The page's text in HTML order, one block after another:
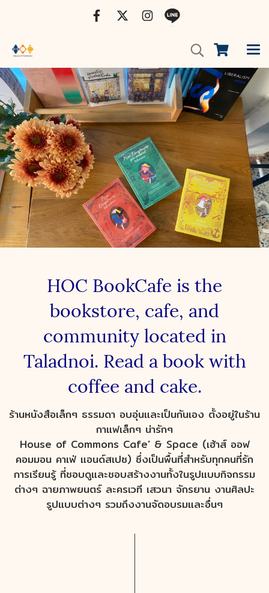
HOC BookCafe is the
bookstore, cafe, and
community located in
Taladnoi. Read a book with
coffee and cake.
ร้านหนังสือเล็กๆ ธรรมดา อบอุ่นและเป็นกันเอง ตั้งอยู่ในร้าน
กาแฟเล็กๆ น่ารักๆ
House of Commons Cafe' & Space (เฮ้าส์ ออฟ
คอมมอน คาเฟ่ แอนด์สเปซ) ซึ่งเป็นพื้นที่สำหรับทุกคนที่รัก
การเรียนรู้ ที่ชอบดูและชอบสร้างงานทั้งในรูปแบบกิจกรรม
ต่างๆ ฉายภาพยนตร์ ละครเวที เสวนา จักรยาน งานศิลปะ
รูปแบบต่างๆ รวมถึงงานจัดอบรมและอื่นๆ